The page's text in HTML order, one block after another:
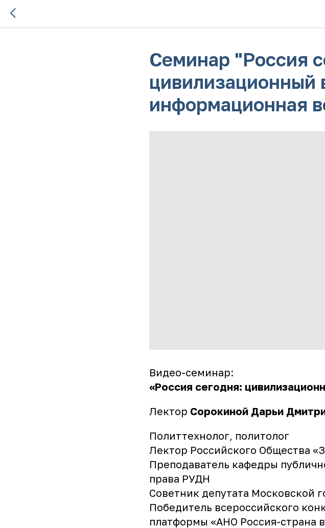
Семинар "Россия
цивилизационный
информационная
Видео-семинар:
«Россия сегодня:
Лектор Сорокиной Дарьи
Политтехнолог, политолог
Лектор Российского Общества
Преподаватель кафедры
права РУДН
Советник депутата Московской
Победитель всероссийского
платформы «АНО Россия-страна